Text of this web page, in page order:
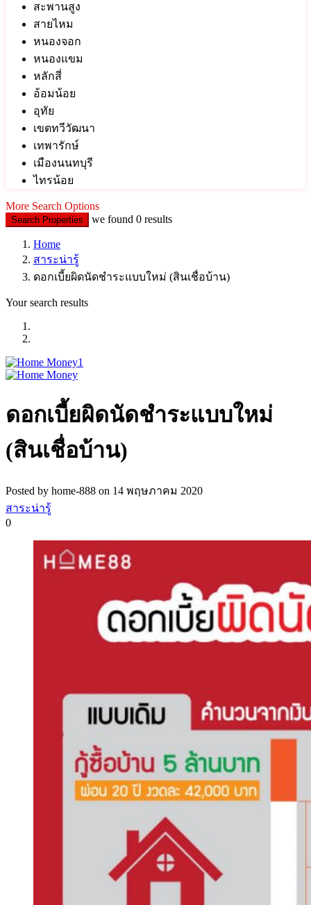
สะพานสูง
สายไหม
หนองจอก
หนองแขม
หลักสี่
อ้อมน้อย
อุทัย
เขตทวีวัฒนา
เทพารักษ์
เมืองนนทบุรี
ไทรน้อย
More Search Options
Search Properties we found 0 results
Home
สาระน่ารู้
ดอกเบี้ยผิดนัดชำระแบบใหม่ (สินเชื่อบ้าน)
Your search results
ดอกเบี้ยผิดนัดชำระแบบใหม่
(สินเชื่อบ้าน)
Posted by home-888 on 14 พฤษภาคม 2020
สาระน่ารู้
0